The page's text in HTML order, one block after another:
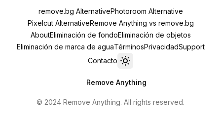
remove.bg AlternativePhotoroom Alternative
Pixelcut AlternativeRemove Anything vs remove.bg
AboutEliminación de fondoEliminación de objetos
Eliminación de marca de aguaTérminosPrivacidadSupport
Contacto
Toggle theme
Remove Anything
© 2024 Remove Anything. All rights reserved.